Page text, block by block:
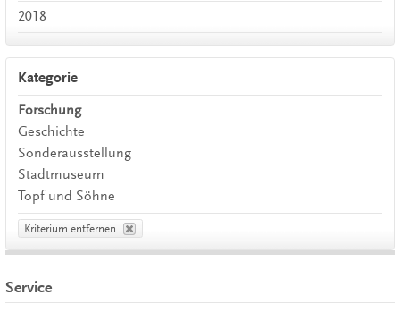
2018
Kategorie
Forschung
Geschichte
Sonderausstellung
Stadtmuseum
Topf und Söhne
Kriterium entfernen
Service